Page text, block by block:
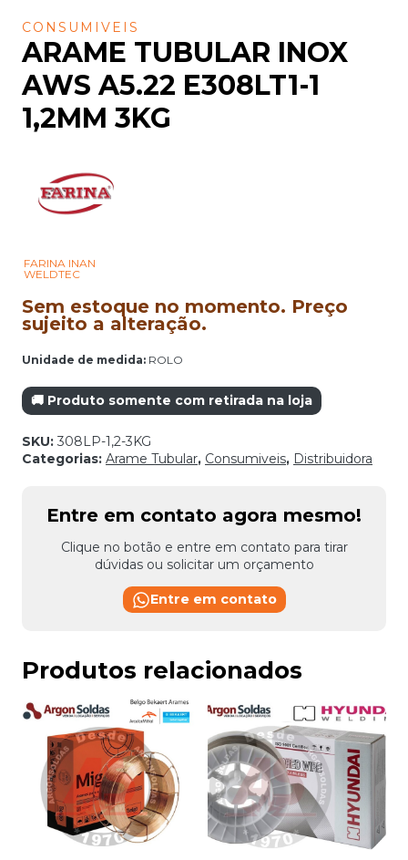
CONSUMIVEIS
ARAME TUBULAR INOX
AWS A5.22 E308LT1-1
1,2MM 3KG
FARINA INAN
WELDTEC
Sem estoque no momento. Preço
sujeito a alteração.
Unidade de medida: ROLO
🚚 Produto somente com retirada na loja
SKU: 308LP-1,2-3KG
Categorias: Arame Tubular, Consumiveis, Distribuidora
Entre em contato agora mesmo!
Clique no botão e entre em contato para tirar
dúvidas ou solicitar um orçamento
Entre em contato
Produtos relacionados